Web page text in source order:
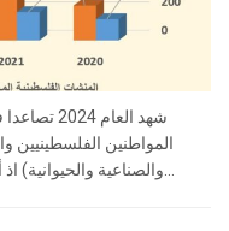
شهد
المواطنين الفلسطينيين
والصناعية والحيوانية) اذ أن هذه السياسة تُعتبر واحدة من أبرز مظاهر...